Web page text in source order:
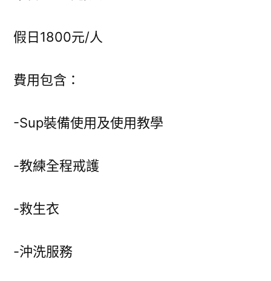
假日1800元/人
費用包含：
-Sup裝備使用及使用教學
-教練全程戒護
-救生衣
-沖洗服務